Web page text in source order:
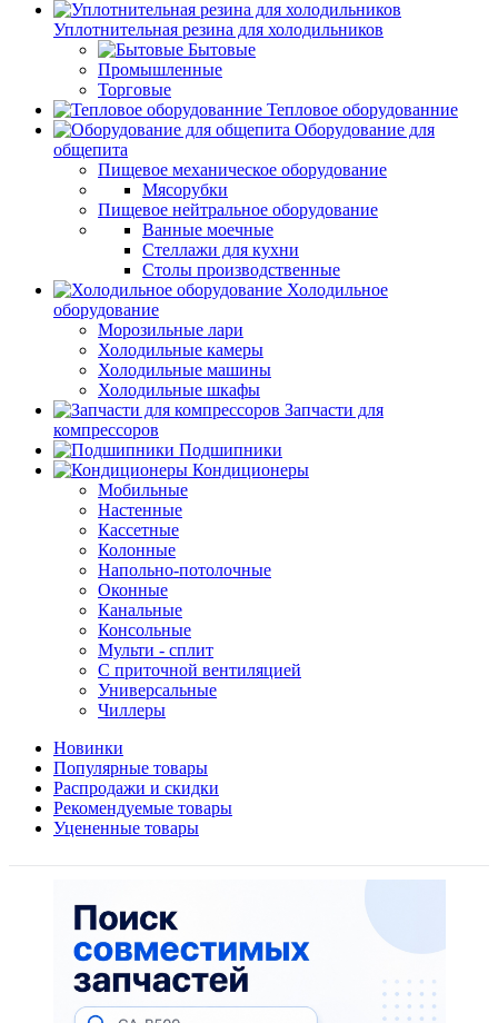
Уплотнительная резина для холодильников
Бытовые
Промышленные
Торговые
Тепловое оборудованние
Оборудование для
общепита
Пищевое механическое оборудование
Мясорубки
Пищевое нейтральное оборудование
Ванные моечные
Стеллажи для кухни
Столы производственные
Холодильное
оборудование
Морозильные лари
Холодильные камеры
Холодильные машины
Холодильные шкафы
Запчасти для
компрессоров
Подшипники
Кондиционеры
Мобильные
Настенные
Кассетные
Колонные
Напольно-потолочные
Оконные
Канальные
Консольные
Мульти - сплит
С приточной вентиляцией
Универсальные
Чиллеры
Новинки
Популярные товары
Распродажи и скидки
Рекомендуемые товары
Уцененные товары